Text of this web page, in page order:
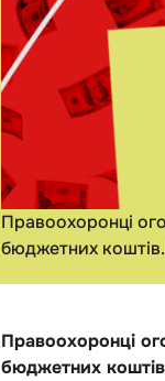
Правоохоронці
бюджетних
Правоохоронці
бюджетних